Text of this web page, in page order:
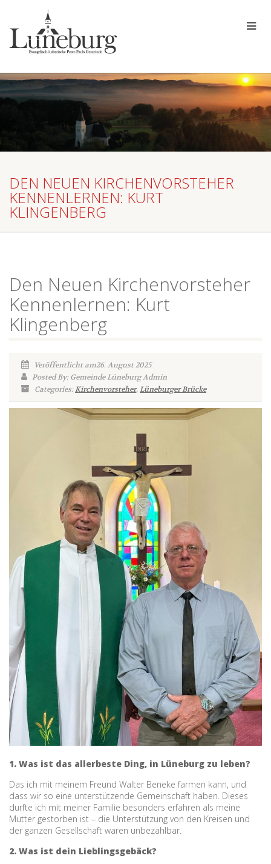
DEN NEUEN KIRCHENVORSTEHER
KENNENLERNEN: KURT
KLINGENBERG
Den Neuen Kirchenvorsteher
Kennenlernen: Kurt
Klingenberg
Veröffentlicht am26. August 2025
Posted By: Gemeinde Lüneburg Admin
Categories:Kirchenvorsteher,Lüneburger Brücke
1. Was ist das allerbeste Ding, in Lüneburg zu leben?
Das ich mit meinem Freund Walter Beneke farmen kann, und
dass wir so eine unterstützende Gemeinschaft haben. Dieses
durfte ich mit meiner Familie besonders erfahren als meine
Mutter gestorben ist – die Unterstützung von den Kreisen und
der ganzen Gesellschaft waren unbezahlbar.
2. Was ist dein Lieblingsgebäck?